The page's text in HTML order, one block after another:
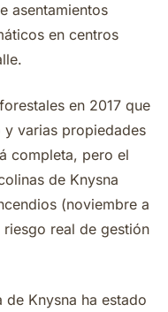
asentamientos
en centros
en 2017 que
varias propiedades
completa, pero el
de Knysna
(noviembre a
real de gestión
Knysna ha estado